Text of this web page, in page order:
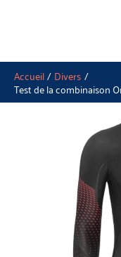
Accueil Divers
Test de la combinaison